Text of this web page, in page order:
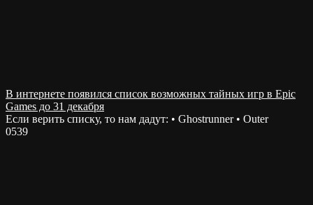
В интернете появился список возможных тайных игр в Epic
Games до 31 декабря
Если верить списку, то нам дадут: • Ghostrunner • Outer
0539